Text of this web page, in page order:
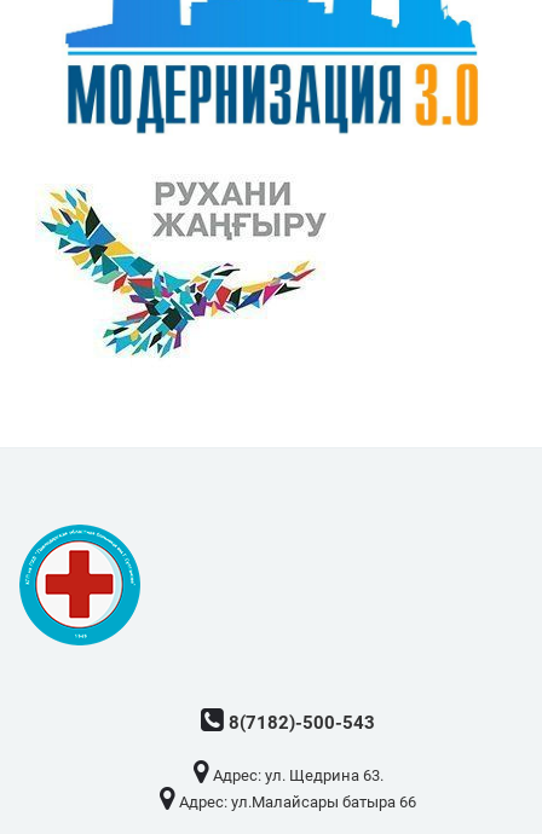
8(7182)-500-543
Адрес: ​ул. Щедрина 63.
Адрес: ​ул.Малайсары батыра 66